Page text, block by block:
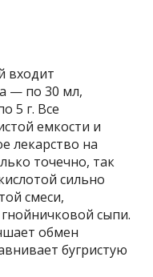
входит
— по 30 мл,
5 г. Все
емкости и
лекарство на
точечно, так
сильно
смеси,
сыпи.
обмен
бугристую